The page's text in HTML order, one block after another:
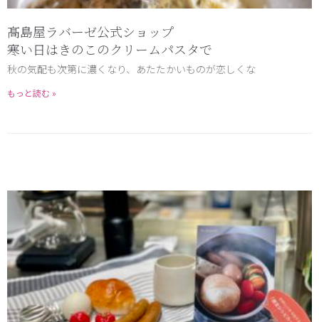
髙島屋ラバーゼ公式ショップ
寒い日はきのこのクリームパスタで
秋の気配も次第に濃くなり、あたたかいものが恋しくな
もっと読む »